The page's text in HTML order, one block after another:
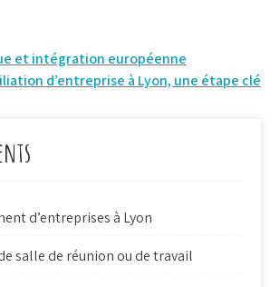
et intégration européenne
d’entreprise à Lyon, une étape clé
d’entreprises à Lyon
salle de réunion ou de travail